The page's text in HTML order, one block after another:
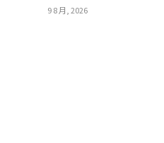
9 8 月, 2026